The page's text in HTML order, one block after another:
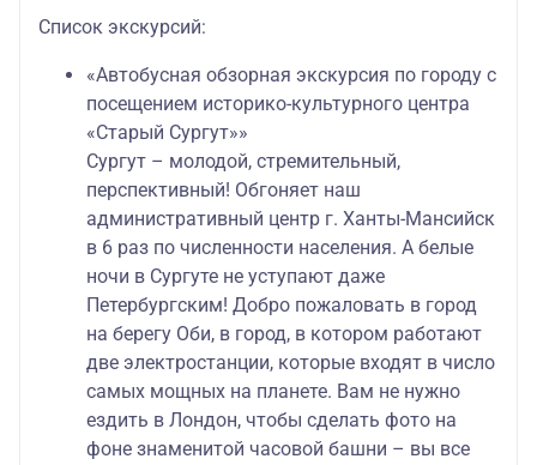
Список экскурсий:
«Автобусная обзорная экскурсия по городу с
посещением историко-культурного центра
«Старый Сургут»»
Сургут – молодой, стремительный,
перспективный! Обгоняет наш
административный центр г. Ханты-Мансийск
в 6 раз по численности населения. А белые
ночи в Сургуте не уступают даже
Петербургским! Добро пожаловать в город
на берегу Оби, в город, в котором работают
две электростанции, которые входят в число
самых мощных на планете. Вам не нужно
ездить в Лондон, чтобы сделать фото на
фоне знаменитой часовой башни – вы все